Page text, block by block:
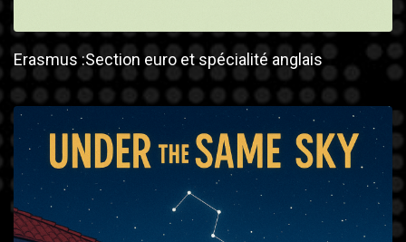
Erasmus :Section euro et spécialité anglais